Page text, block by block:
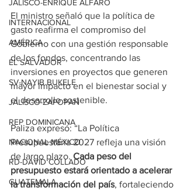
JALISCO-ENRIQUE ALFARO
INTERNACIONAL
AMÉRICA
EL SALVADOR
SV-NAYIB BUKELE
JALISCO-ZAPOPAN
REP DOMINICANA
NACIONAL MÉXICO
RD-DAVID COLLADO
GUATEMALA
El ministro señaló que la política de
gasto reafirma el compromiso del
Gobierno con una gestión responsable
de los fondos, concentrando las
inversiones en proyectos que generen
mayor impacto en el bienestar social y
el desarrollo sostenible.
Paliza expresó: “La Política
Presupuestaria 2027 refleja una visión
de largo plazo. Cada peso del
presupuesto estará orientado a acelerar
la transformación del país, fortaleciendo